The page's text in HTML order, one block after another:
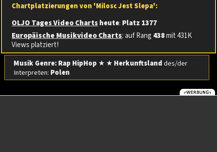
Chartplatzierungen von 'Milosc Jest Slepa':
OLJO Tages Video Chartsheute: Platz 1377
Europäische Musikvideo Charts: auf Rang 438mit 431K
Views platziert!
Musik Genre: Rap HipHop ★ ★ Herkunftslanddes/der
Interpreten: Polen